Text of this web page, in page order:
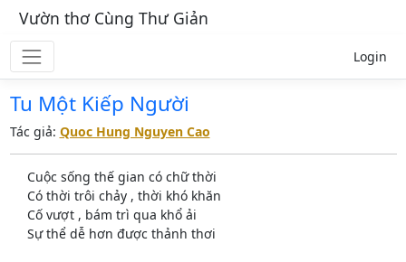
Vườn thơ Cùng Thư Giản
Login
Tu Một Kiếp Người
Tác giả: Quoc Hung Nguyen Cao
Cuộc sống thế gian có chữ thời
Có thời trôi chảy , thời khó khăn
Cố vượt , bám trì qua khổ ải
Sự thể dễ hơn được thảnh thơi